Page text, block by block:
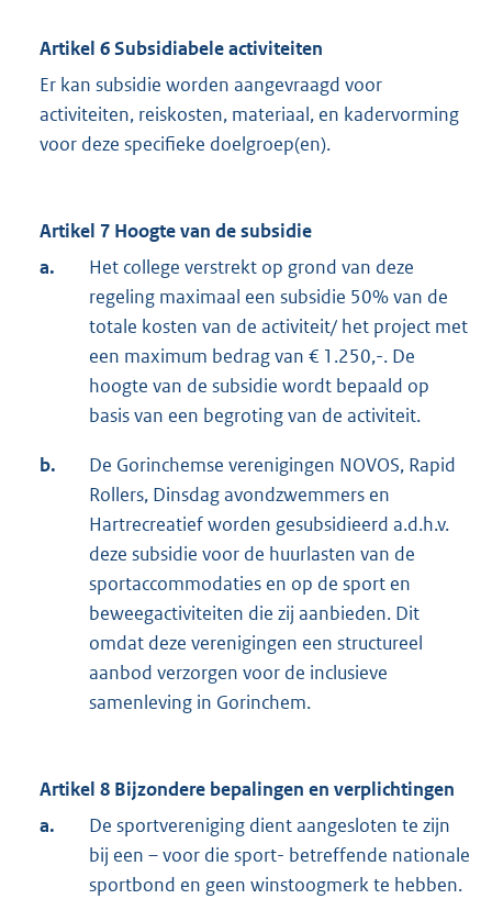
Artikel 6 Subsidiabele activiteiten
Er kan subsidie worden aangevraagd voor
activiteiten, reiskosten, materiaal, en kadervorming
voor deze specifieke doelgroep(en).
Artikel 7 Hoogte van de subsidie
a.
Het college verstrekt op grond van deze
regeling maximaal een subsidie 50% van de
totale kosten van de activiteit/ het project met
een maximum bedrag van € 1.250,-. De
hoogte van de subsidie wordt bepaald op
basis van een begroting van de activiteit.
b.
De Gorinchemse verenigingen NOVOS, Rapid
Rollers, Dinsdag avondzwemmers en
Hartrecreatief worden gesubsidieerd a.d.h.v.
deze subsidie voor de huurlasten van de
sportaccommodaties en op de sport en
beweegactiviteiten die zij aanbieden. Dit
omdat deze verenigingen een structureel
aanbod verzorgen voor de inclusieve
samenleving in Gorinchem.
Artikel 8 Bijzondere bepalingen en verplichtingen
a.
De sportvereniging dient aangesloten te zijn
bij een – voor die sport- betreffende nationale
sportbond en geen winstoogmerk te hebben.